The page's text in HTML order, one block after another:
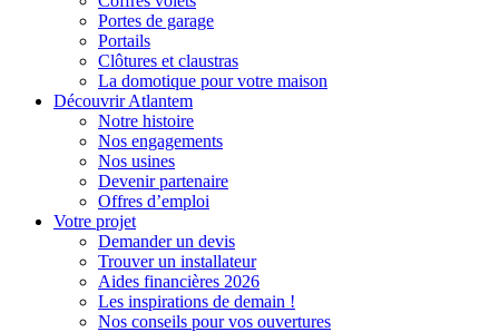
Portes de garage
Portails
Clôtures et claustras
La domotique pour votre maison
Découvrir Atlantem
Notre histoire
Nos engagements
Nos usines
Devenir partenaire
Offres d’emploi
Votre projet
Demander un devis
Trouver un installateur
Aides financières 2026
Les inspirations de demain !
Nos conseils pour vos ouvertures